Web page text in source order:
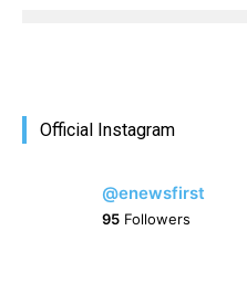
Official Instagram
@enewsfirst
95 Followers